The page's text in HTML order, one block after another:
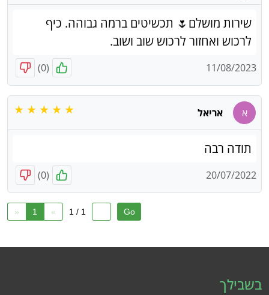
שירות מושלם🌷 תכשיטים ברמה גבוהה. כיף
לרכוש ואחזור לרכוש שוב ושוב.
11/08/2023
(
0
)
א אריאל
תודה רבה
20/07/2022
(
0
)
« 1 » 1 / 1
בשבילך